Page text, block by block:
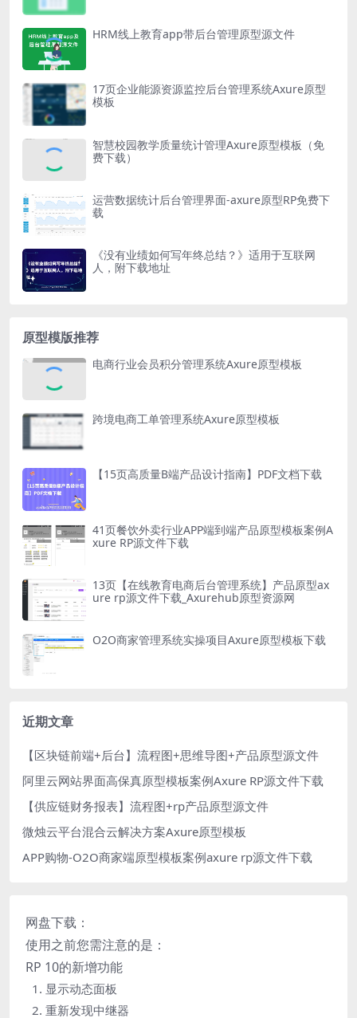
HRM线上教育app带后台管理原型源文件
17页企业能源资源监控后台管理系统Axure原型
模板
智慧校园教学质量统计管理Axure原型模板（免
费下载）
运营数据统计后台管理界面-axure原型RP免费下
载
《没有业绩如何写年终总结？》适用于互联网
人，附下载地址
原型模版推荐
电商行业会员积分管理系统Axure原型模板
跨境电商工单管理系统Axure原型模板
【15页高质量B端产品设计指南】PDF文档下载
41页餐饮外卖行业APP端到端产品原型模板案例A
xure RP源文件下载
13页【在线教育电商后台管理系统】产品原型ax
ure rp源文件下载_Axurehub原型资源网
O2O商家管理系统实操项目Axure原型模板下载
近期文章
【区块链前端+后台】流程图+思维导图+产品原型源文件
阿里云网站界面高保真原型模板案例Axure RP源文件下载
【供应链财务报表】流程图+rp产品原型源文件
微烛云平台混合云解决方案Axure原型模板
APP购物-O2O商家端原型模板案例axure rp源文件下载
网盘下载：
使用之前您需注意的是：
RP 10的新增功能
1. 显示动态面板
2. 重新发现中继器